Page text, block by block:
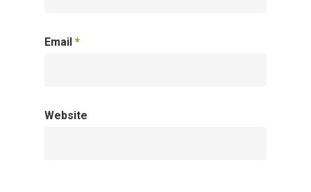
Email *
Website